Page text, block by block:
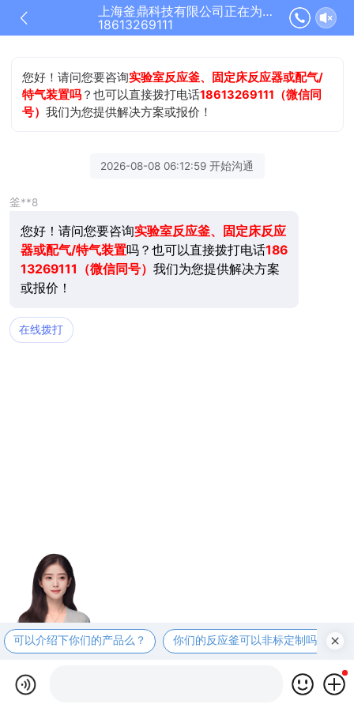
上海釜鼎科技有限公司正在为您服务
18613269111
您好！请问您要咨询实验室反应釜、固定床反应器或配气/
特气装置吗 ？也可以直接拨打电话18613269111（微信同
号）我们为您提供解决方案或报价！
2026-08-08 06:12:59 开始沟通
釜**8
您好！请问您要咨询实验室反应釜、固定床反应
器或配气/特气装置吗？也可以直接拨打电话186
13269111（微信同号） 我们为您提供解决方案
或报价！
在线拨打
可以介绍下你们的产品么？ 你们的反应釜可以非标定制吗？